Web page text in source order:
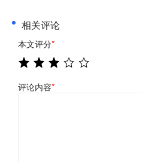
相关评论
本文评分*
评论内容*